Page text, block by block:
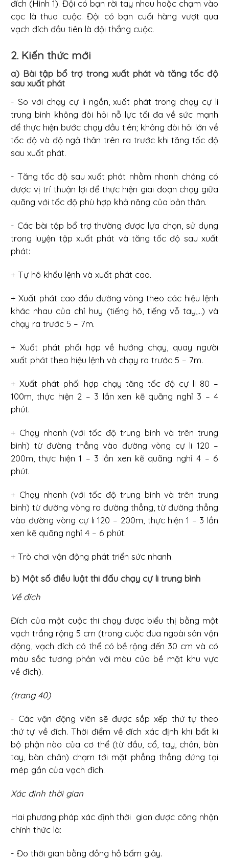
đích (Hình 1). Đội có bạn rời tay nhau hoặc chạm vào
cọc là thua cuộc. Đội có bạn cuối hàng vượt qua
vạch đích đầu tiên là đội thắng cuộc.
2. Kiến thức mới
a) Bài tập bổ trợ trong xuất phát và tăng tốc độ
sau xuất phát
- So với chạy cự li ngắn, xuất phát trong chạy cự li
trung bình không đòi hỏi nỗ lực tối đa về sức mạnh
để thực hiện bước chạy đầu tiên; không đòi hỏi lớn về
tốc độ và độ ngả thân trên ra trước khi tăng tốc độ
sau xuất phát.
- Tăng tốc độ sau xuất phát nhằm nhanh chóng có
được vị trí thuận lợi để thực hiện giai đoạn chạy giữa
quãng với tốc độ phù hợp khả năng của bản thân.
- Các bài tập bổ trợ thường được lựa chọn, sử dụng
trong luyện tập xuất phát và tăng tốc độ sau xuất
phát:
+ Tự hô khẩu lệnh và xuất phát cao.
+ Xuất phát cao đầu đường vòng theo các hiệu lệnh
khác nhau của chỉ huy (tiếng hô, tiếng vỗ tay,...) và
chạy ra trước 5 – 7m.
+ Xuất phát phối hợp về hướng chạy, quay người
xuất phát theo hiệu lệnh và chạy ra trước 5 – 7m.
+ Xuất phát phối hợp chạy tăng tốc độ cự li 80 –
100m, thực hiện 2 – 3 lần xen kẽ quãng nghỉ 3 – 4
phút.
+ Chạy nhanh (với tốc độ trung bình và trên trung
bình) từ đường thẳng vào đường vòng cự li 120 –
200m, thực hiện 1 – 3 lần xen kẽ quãng nghỉ 4 – 6
phút.
+ Chạy nhanh (với tốc độ trung bình và trên trung
bình) từ đường vòng ra đường thẳng, từ đường thẳng
vào đường vòng cự li 120 – 200m, thực hiện 1 – 3 lần
xen kẽ quãng nghỉ 4 – 6 phút.
+ Trò chơi vận động phát triển sức nhanh.
b) Một số điều luật thi đấu chạy cự li trung bình
Về đích
Đích của một cuộc thi chạy được biểu thị bằng một
vạch trắng rộng 5 cm (trong cuộc đua ngoài sân vận
động, vạch đích có thể có bề rộng đến 30 cm và có
màu sắc tương phản với màu của bề mặt khu vực
về đích).
(trang 40)
- Các vận động viên sẽ được sắp xếp thứ tự theo
thứ tự về đích. Thời điểm về đích xác định khi bất kì
bộ phận nào của cơ thể (từ đầu, cổ, tay, chân, bàn
tay, bàn chân) chạm tới mặt phẳng thẳng đứng tại
mép gần của vạch đích.
Xác định thời gian
Hai phương pháp xác định thời gian được công nhận
chính thức là:
- Đo thời gian bằng đồng hồ bấm giây.